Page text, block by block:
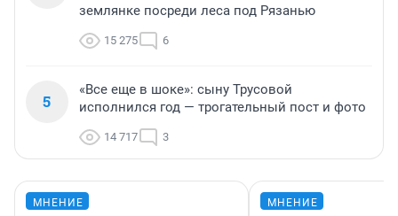
землянке посреди леса под Рязанью
15 275 6
5
«Все еще в шоке»: сыну Трусовой
исполнился год — трогательный пост и фото
14 717 3
МНЕНИЕ МНЕНИЕ